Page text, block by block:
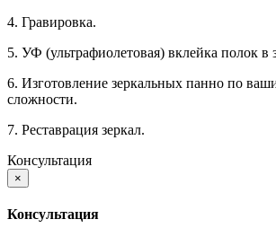
4. Гравировка.
5. УФ (ультрафиолетовая) вклейка полок в
6. Изготовление зеркальных панно по
сложности.
7. Реставрация зеркал.
Консультация
×
Консультация